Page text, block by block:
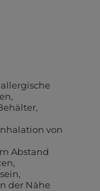
von
Abstand
der Nähe